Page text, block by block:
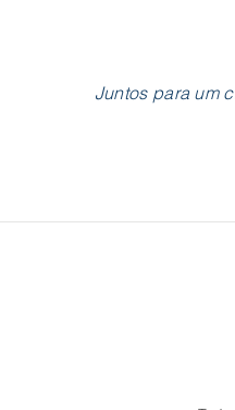
Juntos para um